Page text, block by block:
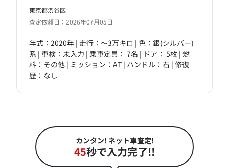
東京都渋谷区
査定依頼日：2026年07月05日
年式：2020年 | 走行：～3万キロ | 色：銀(シルバー)
系 | 車検：未入力 | 乗車定員： 7名 | ドア： 5枚 | 燃
料：その他 | ミッション：AT | ハンドル：右 | 修復
歴：なし
カンタン! ネット車査定!
45秒で入力完了!!